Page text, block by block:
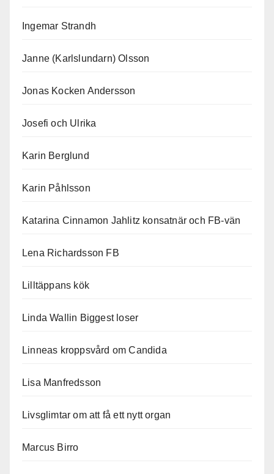
Ingemar Strandh
Janne (Karlslundarn) Olsson
Jonas Kocken Andersson
Josefi och Ulrika
Karin Berglund
Karin Påhlsson
Katarina Cinnamon Jahlitz konsatnär och FB-vän
Lena Richardsson FB
Lilltäppans kök
Linda Wallin Biggest loser
Linneas kroppsvård om Candida
Lisa Manfredsson
Livsglimtar om att få ett nytt organ
Marcus Birro